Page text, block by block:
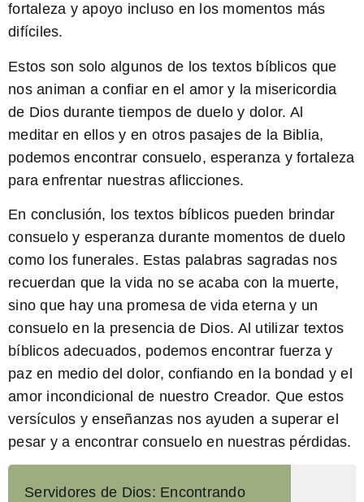
fortaleza y apoyo incluso en los momentos más
difíciles.
Estos son solo algunos de los textos bíblicos que
nos animan a confiar en el amor y la misericordia
de Dios durante tiempos de duelo y dolor. Al
meditar en ellos y en otros pasajes de la Biblia,
podemos encontrar consuelo, esperanza y fortaleza
para enfrentar nuestras aflicciones.
En conclusión, los textos bíblicos pueden brindar
consuelo y esperanza durante momentos de duelo
como los funerales. Estas palabras sagradas nos
recuerdan que la vida no se acaba con la muerte,
sino que hay una promesa de vida eterna y un
consuelo en la presencia de Dios. Al utilizar textos
bíblicosadecuados, podemos encontrar fuerza y
paz en medio del dolor, confiando en la bondad y el
amor incondicional de nuestro Creador. Que estos
versículos y enseñanzas nos ayuden a superar el
pesar y a encontrar consuelo en nuestras pérdidas.
Servidores de Dios: Encontrando